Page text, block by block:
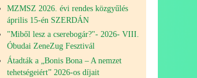
MZMSZ 2026. évi rendes közgyűlés
április 15-én SZERDÁN
"Miből lesz a cserebogár?"- 2026- VIII.
Óbudai ZeneZug Fesztivál
Átadták a „Bonis Bona – A nemzet
tehetségeiért” 2026-os díjait